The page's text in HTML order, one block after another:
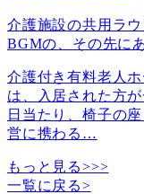
介護施設の共用ラ
BGMの、その先に
介護付き有料老人
は、入居された方
日当たり、椅子の
営に携わる …
もっと見る>>>
一覧に戻る>